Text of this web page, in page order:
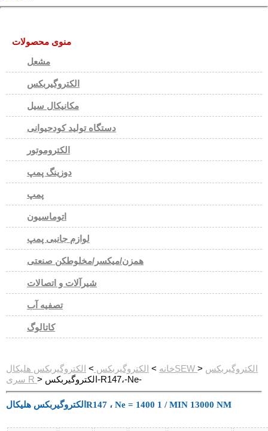
منوی محصولات
مشعل
الکتروگیربکس
مکانیکال سیل
دستگاه تولید کودحیوانی
الکتروموتور
دوزینگ پمپ
پمپ
اتوماسیون
لوازم جانبی پمپ
همزن/میکسر/مخلوطکن صنعتی
شیرآلات و اتصالات
تصفیه آب
کاتالوگ
خانه > الکتروگیربکس > الکتروگیربکس هلیکالSEW > الکتروگیربکس
سری R
> الکتروگیربکس-R147،-Ne-
الکتروگیربکس هلیکالR147 ، Ne = 1400 1 / MIN 13000 NM